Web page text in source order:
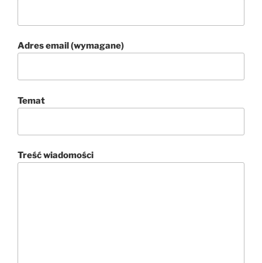
Adres email (wymagane)
Temat
Treść wiadomości